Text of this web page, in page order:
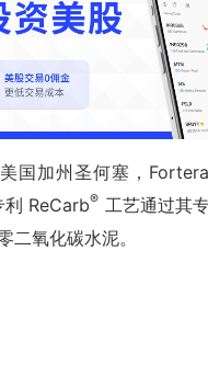
国加州圣何塞，
利 ReCarb® 工艺通过其
氧化碳水泥。